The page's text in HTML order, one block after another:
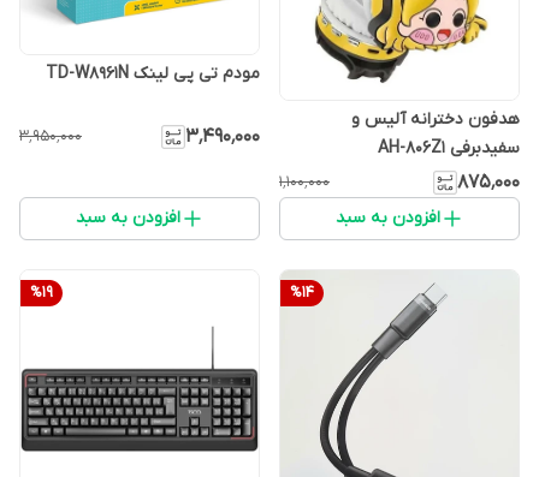
هدفون دخترانه آلیس و
سفیدبرفی AH-806Z1
۸۷۵٬۰۰۰ ۱٬۱۰۰٬۰۰۰
افزودن به سبد
مودم تی پی لینک TD-W8961N
۳٬۴۹۰٬۰۰۰ ۳٬۹۵۰٬۰۰۰
افزودن به سبد
%14
%19